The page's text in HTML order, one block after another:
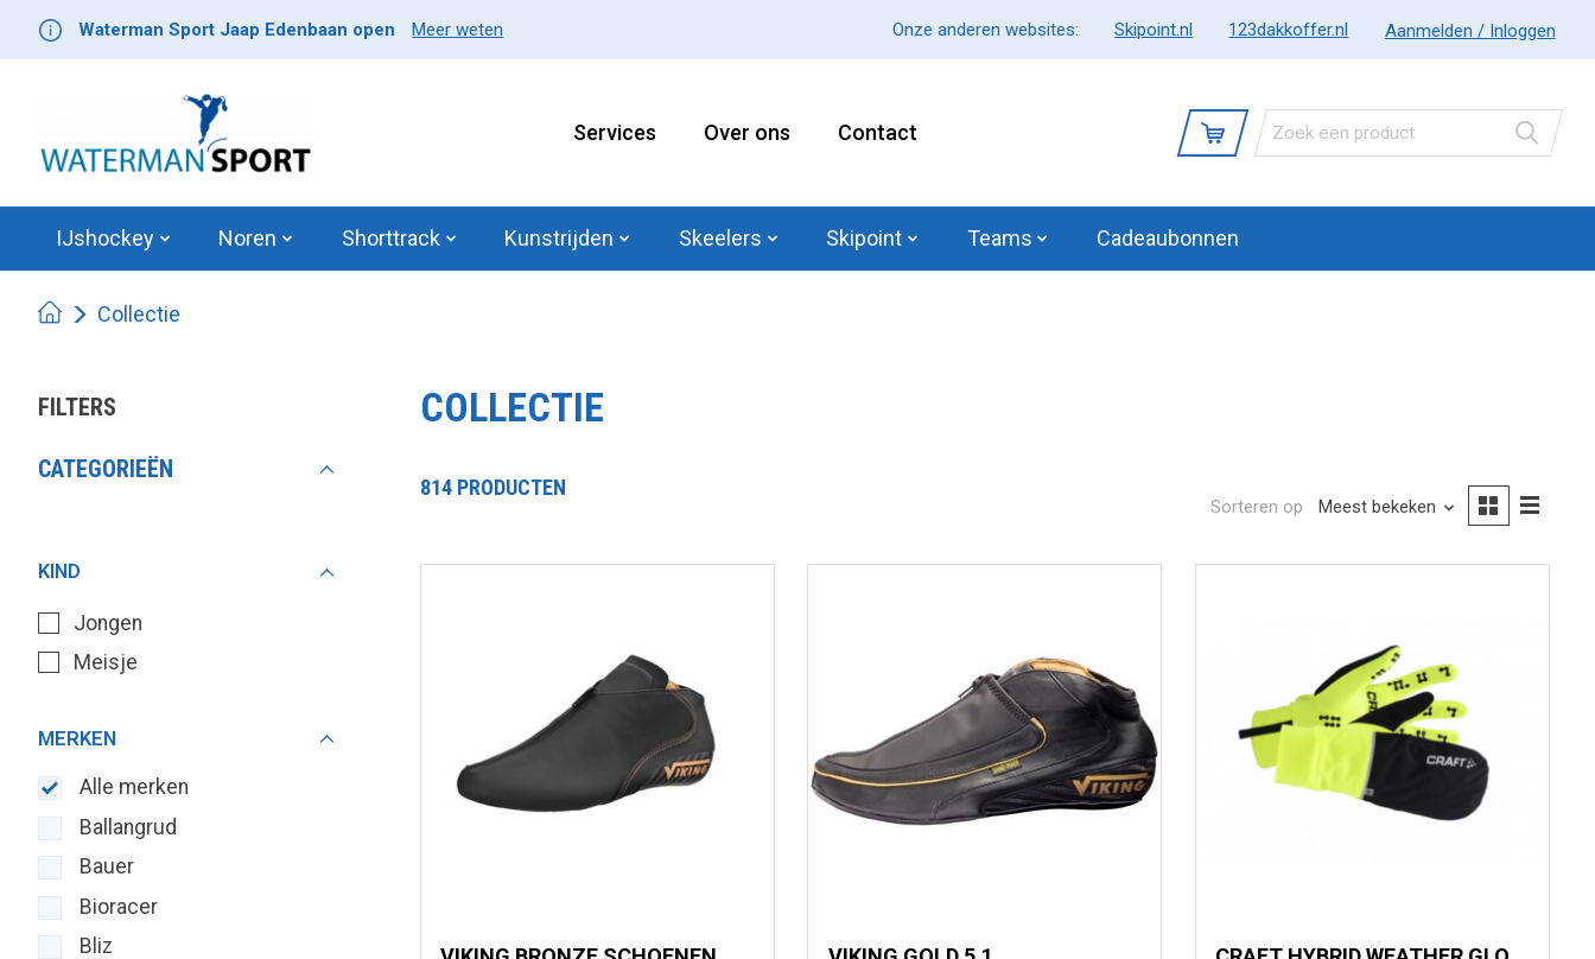
Waterman Sport Jaap Edenbaan open Meer weten Onze anderen websites: Skipoint.nl 123dakkoffer.nl Aanmelden / Inloggen
Services Over ons Contact
IJshockey Noren Shorttrack Kunstrijden Skeelers Skipoint Teams Cadeaubonnen
Collectie
FILTERS
CATEGORIEËN
KIND
Jongen
Meisje
MERKEN
Alle merken
Ballangrud
Bauer
Bioracer
Bliz
COLLECTIE
814 PRODUCTEN
Sorteren op Meest bekeken